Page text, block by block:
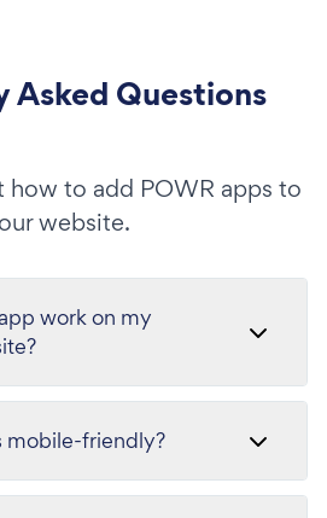
Asked Questions
how to add POWR apps to
website.
work on my
mobile-friendly?